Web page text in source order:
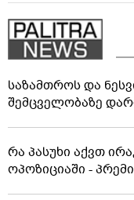
საზამთროს და
შემცველობაზე
რა პასუხი აქვთ
ოპოზიციაში -